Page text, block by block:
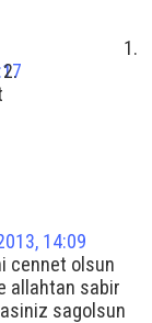
14:09
cennet olsun
allahtan sabir
sagolsun